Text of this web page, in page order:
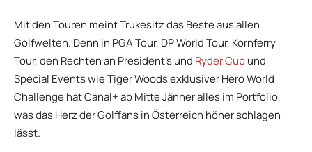
Mit den Touren meint Trukesitz das Beste aus allen
Golfwelten. Denn in PGA Tour, DP World Tour, Kornferry
Tour, den Rechten an President’s und Ryder Cupund
Special Events wie Tiger Woods exklusiver Hero World
Challenge hat Canal+ ab Mitte Jänner alles im Portfolio,
was das Herz der Golffans in Österreich höher schlagen
lässt.